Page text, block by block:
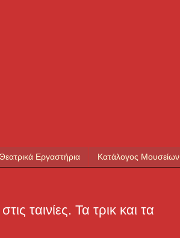
Εργαστήρια Κατάλογος Μουσείων
ταινίες. Τα τρικ και τα